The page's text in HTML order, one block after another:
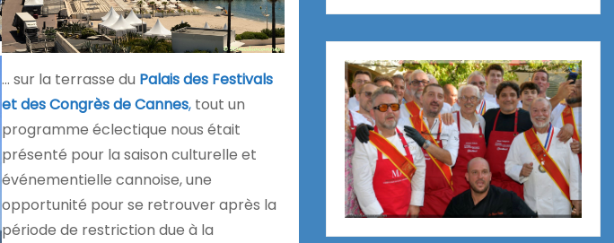
… sur la terrasse du Palais des Festivals
et des Congrès de Cannes, tout un
programme éclectique nous était
présenté pour la saison culturelle et
événementielle cannoise, une
opportunité pour se retrouver après la
période de restriction due à la